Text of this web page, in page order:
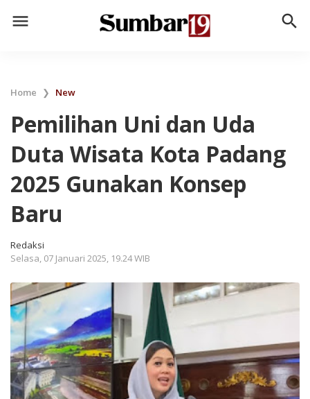
menu search
Home ❯ New
Pemilihan Uni dan Uda
Duta Wisata Kota Padang
2025 Gunakan Konsep
Baru
Redaksi
Selasa, 07 Januari 2025, 19.24 WIB